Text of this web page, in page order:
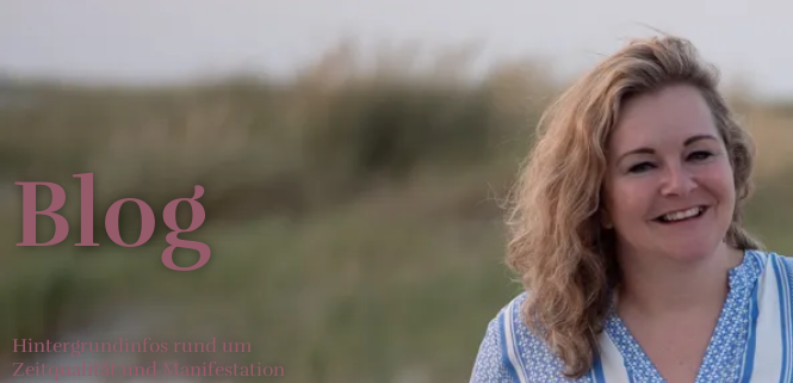
Blog
Hintergrundinfos rund um
Zeitqualität und Manifestation